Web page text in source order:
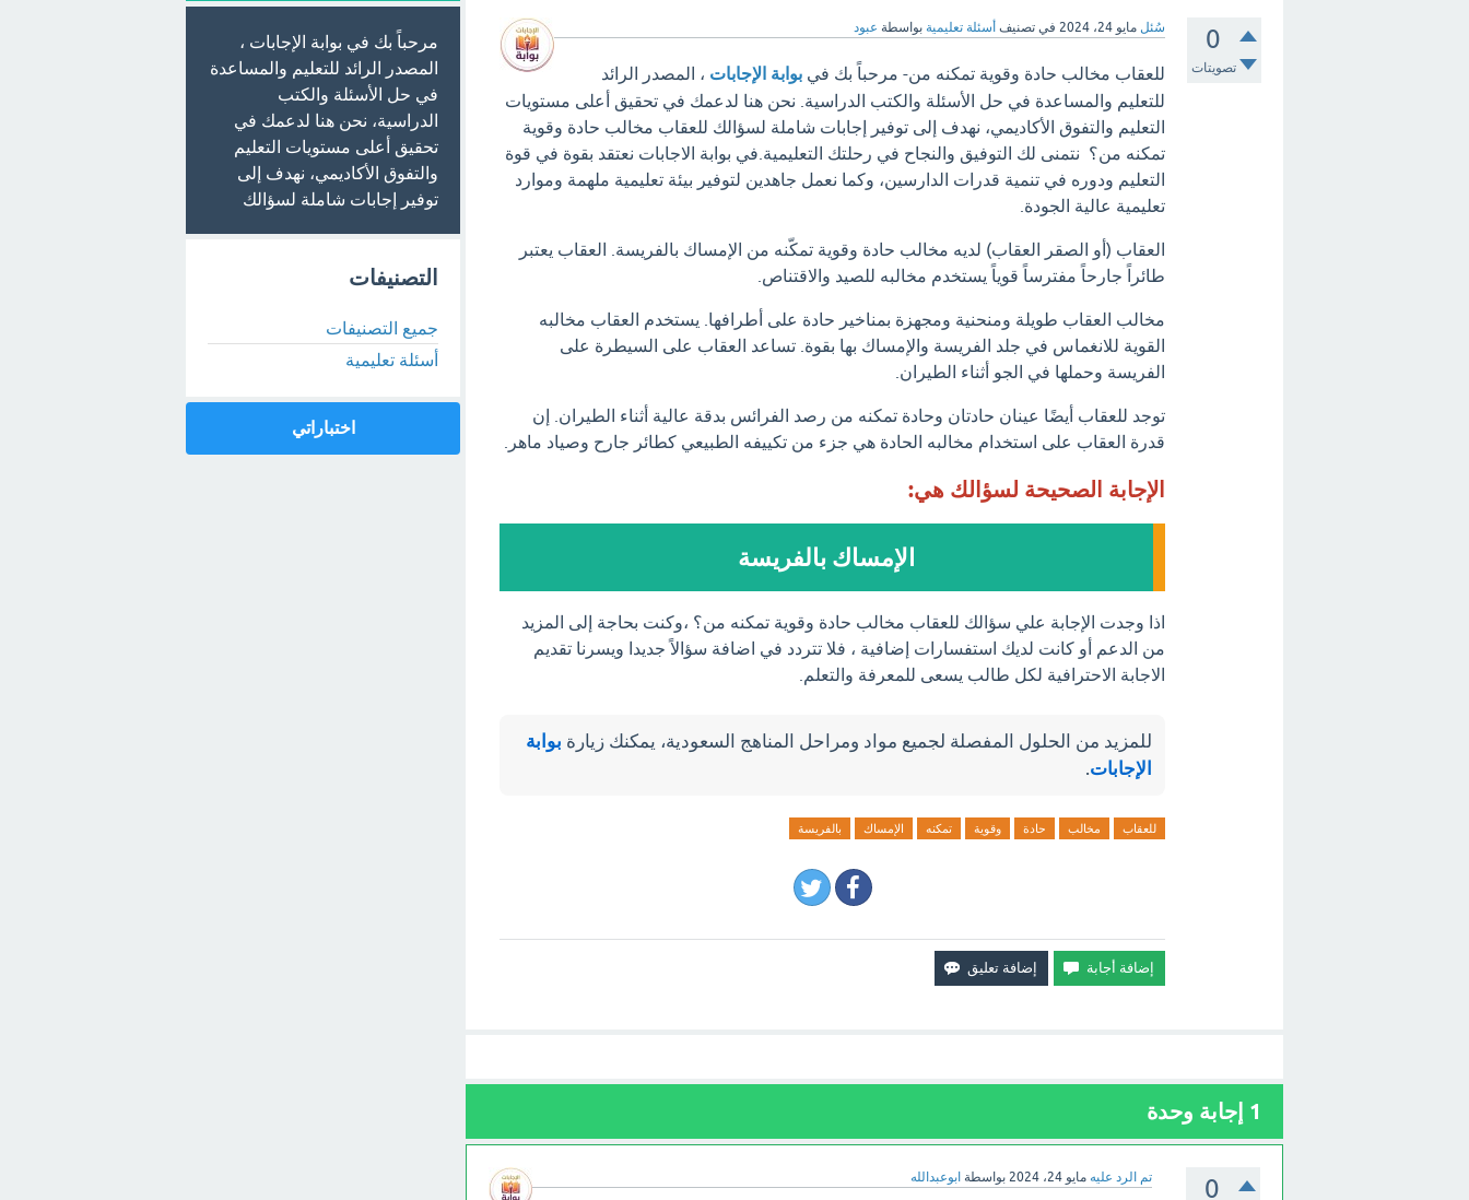
0
تصويتات
سُئل مايو 24، 2024 في تصنيف أسئلة تعليمية بواسطة عبود
للعقاب مخالب حادة وقوية تمكنه من- مرحباً بك في بوابة الإجابات ، المصدر الرائد
للتعليم والمساعدة في حل الأسئلة والكتب الدراسية. نحن هنا لدعمك في تحقيق أعلى مستويات
التعليم والتفوق الأكاديمي، نهدف إلى توفير إجابات شاملة لسؤالك للعقاب مخالب حادة وقوية
تمكنه من؟ نتمنى لك التوفيق والنجاح في رحلتك التعليمية.في بوابة الاجابات نعتقد بقوة في قوة
التعليم ودوره في تنمية قدرات الدارسين، وكما نعمل جاهدين لتوفير بيئة تعليمية ملهمة وموارد
تعليمية عالية الجودة.
العقاب (أو الصقر العقاب) لديه مخالب حادة وقوية تمكّنه من الإمساك بالفريسة. العقاب يعتبر
طائراً جارحاً مفترساً قوياً يستخدم مخالبه للصيد والاقتناص.
مخالب العقاب طويلة ومنحنية ومجهزة بمناخير حادة على أطرافها. يستخدم العقاب مخالبه
القوية للانغماس في جلد الفريسة والإمساك بها بقوة. تساعد العقاب على السيطرة على
الفريسة وحملها في الجو أثناء الطيران.
توجد للعقاب أيضًا عينان حادتان وحادة تمكنه من رصد الفرائس بدقة عالية أثناء الطيران. إن
قدرة العقاب على استخدام مخالبه الحادة هي جزء من تكييفه الطبيعي كطائر جارح وصياد ماهر.
الإجابة الصحيحة لسؤالك هي:
الإمساك بالفريسة
اذا وجدت الإجابة علي سؤالك للعقاب مخالب حادة وقوية تمكنه من؟ ،وكنت بحاجة إلى المزيد
من الدعم أو كانت لديك استفسارات إضافية ، فلا تتردد في اضافة سؤالاً جديدا ويسرنا تقديم
الاجابة الاحترافية لكل طالب يسعى للمعرفة والتعلم.
للمزيد من الحلول المفصلة لجميع مواد ومراحل المناهج السعودية، يمكنك زيارة بوابة
الإجابات.
للعقاب مخالب حادة وقوية تمكنه الإمساك بالفريسة
1 إجابة وحدة
0 تم الرد عليه مايو 24، 2024 بواسطة ابوعبدالله
مرحباً بك في بوابة الإجابات ،
المصدر الرائد للتعليم والمساعدة
في حل الأسئلة والكتب
الدراسية، نحن هنا لدعمك في
تحقيق أعلى مستويات التعليم
والتفوق الأكاديمي، نهدف إلى
توفير إجابات شاملة لسؤالك
التصنيفات
جميع التصنيفات
أسئلة تعليمية
اختباراتي